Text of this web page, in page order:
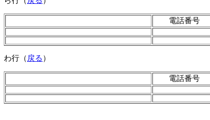
電話番号
わ行（ 戻る ）
電話番号